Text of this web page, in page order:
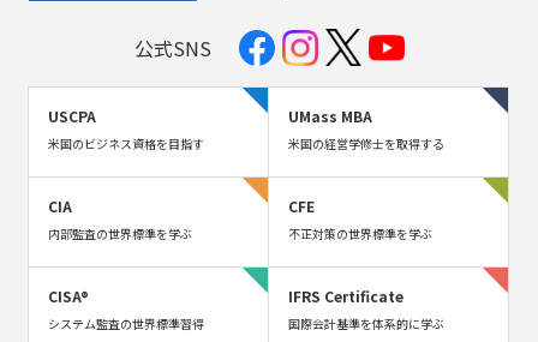
公式SNS
USCPA
米国のビジネス資格を目指す
UMass MBA
米国の経営学修士を取得する
CIA
内部監査の世界標準を学ぶ
CFE
不正対策の世界標準を学ぶ
CISA®
システム監査の世界標準習得
IFRS Certificate
国際会計基準を体系的に学ぶ